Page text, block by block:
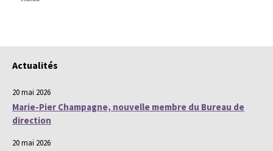
Actualités
20 mai 2026
Marie-Pier Champagne, nouvelle membre du Bureau de
direction
20 mai 2026